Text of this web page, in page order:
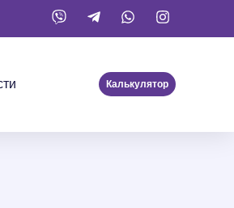
Калькулятор